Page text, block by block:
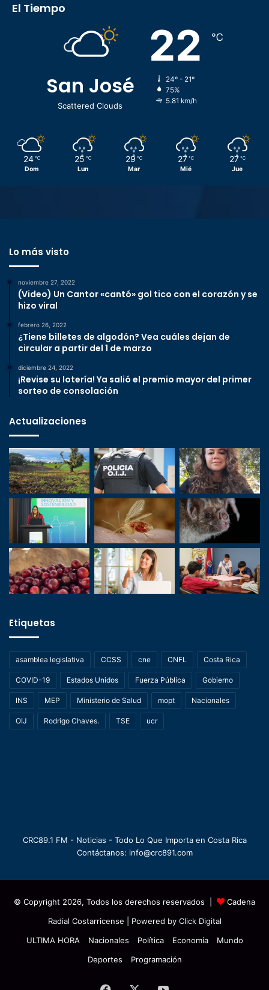
El Tiempo
San José
Scattered Clouds
22 ℃
24º - 21º
75%
5.81 km/h
24 ℃
Dom
25 ℃
Lun
29 ℃
Mar
27 ℃
Mié
27 ℃
Jue
Lo más visto
noviembre 27, 2022
(Video) Un Cantor «cantó» gol tico con el corazón y se
hizo viral
febrero 26, 2022
¿Tiene billetes de algodón? Vea cuáles dejan de
circular a partir del 1 de marzo
diciembre 24, 2022
¡Revise su lotería! Ya salió el premio mayor del primer
sorteo de consolación
Actualizaciones
Etiquetas
asamblea legislativa CCSS cne CNFL Costa Rica
COVID-19 Estados Unidos Fuerza Pública Gobierno
INS MEP Ministerio de Salud mopt Nacionales
OIJ Rodrigo Chaves. TSE ucr
CRC89.1 FM - Noticias - Todo Lo Que Importa en Costa Rica
Contáctanos: info@crc891.com
© Copyright 2026, Todos los derechos reservados |
Cadena
Radial Costarricense | Powered by Click Digital
ULTIMA HORA
Nacionales Política Economía
Mundo
Deportes
Programación